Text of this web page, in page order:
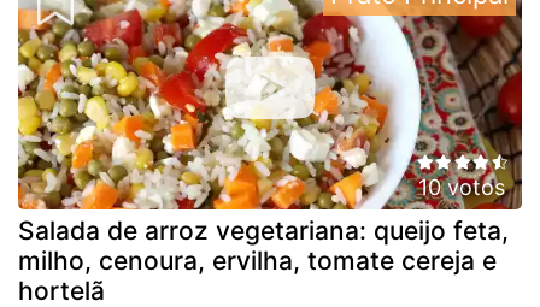
10 votos
Salada de arroz vegetariana: queijo feta,
milho, cenoura, ervilha, tomate cereja e
hortelã